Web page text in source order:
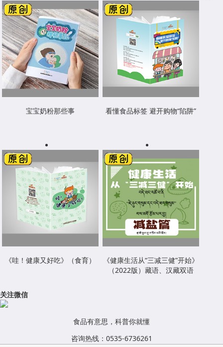
宝宝奶粉那些事 看懂食品标签 避开购物“陷阱”
《哇！健康又好吃》（食育）
《健康生活从“三减三健”开始》
（2022版）藏语、汉藏双语
关注微信
食品有意思，科普你就懂
咨询热线：0535-6736261